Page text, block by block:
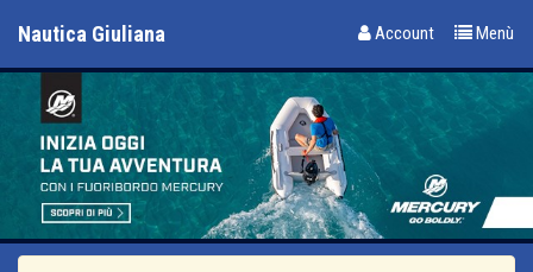
Menù
Account
Nautica Giuliana